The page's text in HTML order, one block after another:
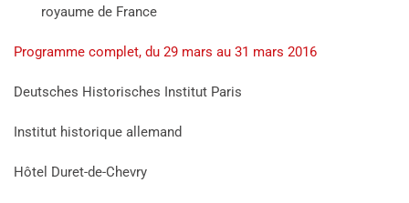
royaume de France
Programme complet, du 29 mars au 31 mars 2016
Deutsches Historisches Institut Paris
Institut historique allemand
Hôtel Duret-de-Chevry